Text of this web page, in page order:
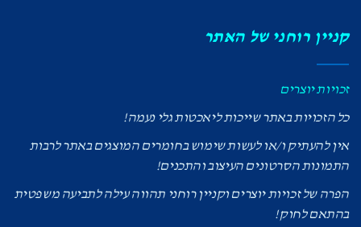
קניין רוחני של האתר
זכויות יוצרים
כל הזכויות באתר שייכות ליאכטות גלי נעמה!
אין להעתיק ו/או לעשות שימוש בחומרים המוצגים באתר לרבות
התמונות הסרטונים העיצוב והתכנים!
הפרה של זכויות יוצרים וקניין רוחני תהווה עילה לתביעה משפטית
בהתאם לחוק!